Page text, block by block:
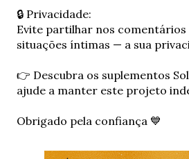
a
r
u
c
o
e
🔒 Privacidade:
Evite partilhar nos comentários
situações íntimas — a sua
👉 Descubra os suplementos
ajude a manter este projeto
Obrigado pela confiança 💙